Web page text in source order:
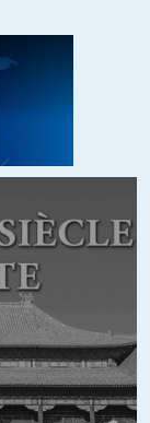
à l’Arabie
de canons
rustiques
de faire tourner
un accord de paix
d’arbitrage »
services » dans